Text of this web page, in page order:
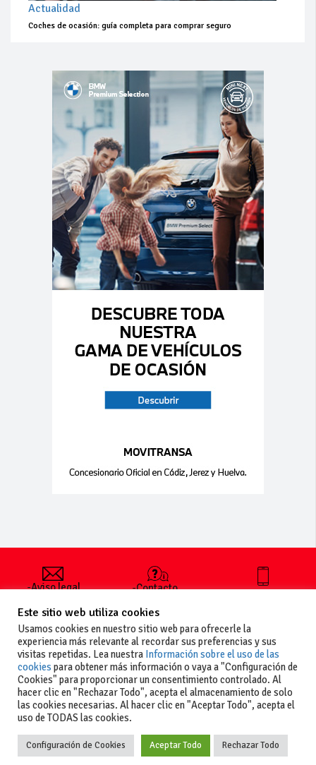
Actualidad
Coches de ocasión: guía completa para comprar seguro
-Aviso legal
generales
de uso
-Política de
privacidad
-Política de
cookies
-Contacto
publicar un
anuncio
-Vende+
+34 627 35
Copyright La guia del motor
Este sitio web utiliza cookies
Usamos cookies en nuestro sitio web para ofrecerle la
experiencia más relevante al recordar sus preferencias y sus
visitas repetidas. Lea nuestra Información sobre el uso de las
cookies para obtener más información o vaya a "Configuración de
Cookies" para proporcionar un consentimiento controlado. Al
hacer clic en "Rechazar Todo", acepta el almacenamiento de solo
las cookies necesarias. Al hacer clic en "Aceptar Todo", acepta el
uso de TODAS las cookies.
Configuración de Cookies Aceptar Todo Rechazar Todo